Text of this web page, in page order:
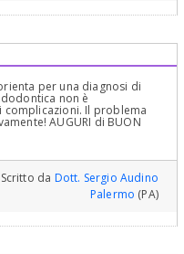
per una diagnosi di
non è
Il problema
AUGURI di BUON
Scritto da Dott. Sergio Audino
Palermo (PA)